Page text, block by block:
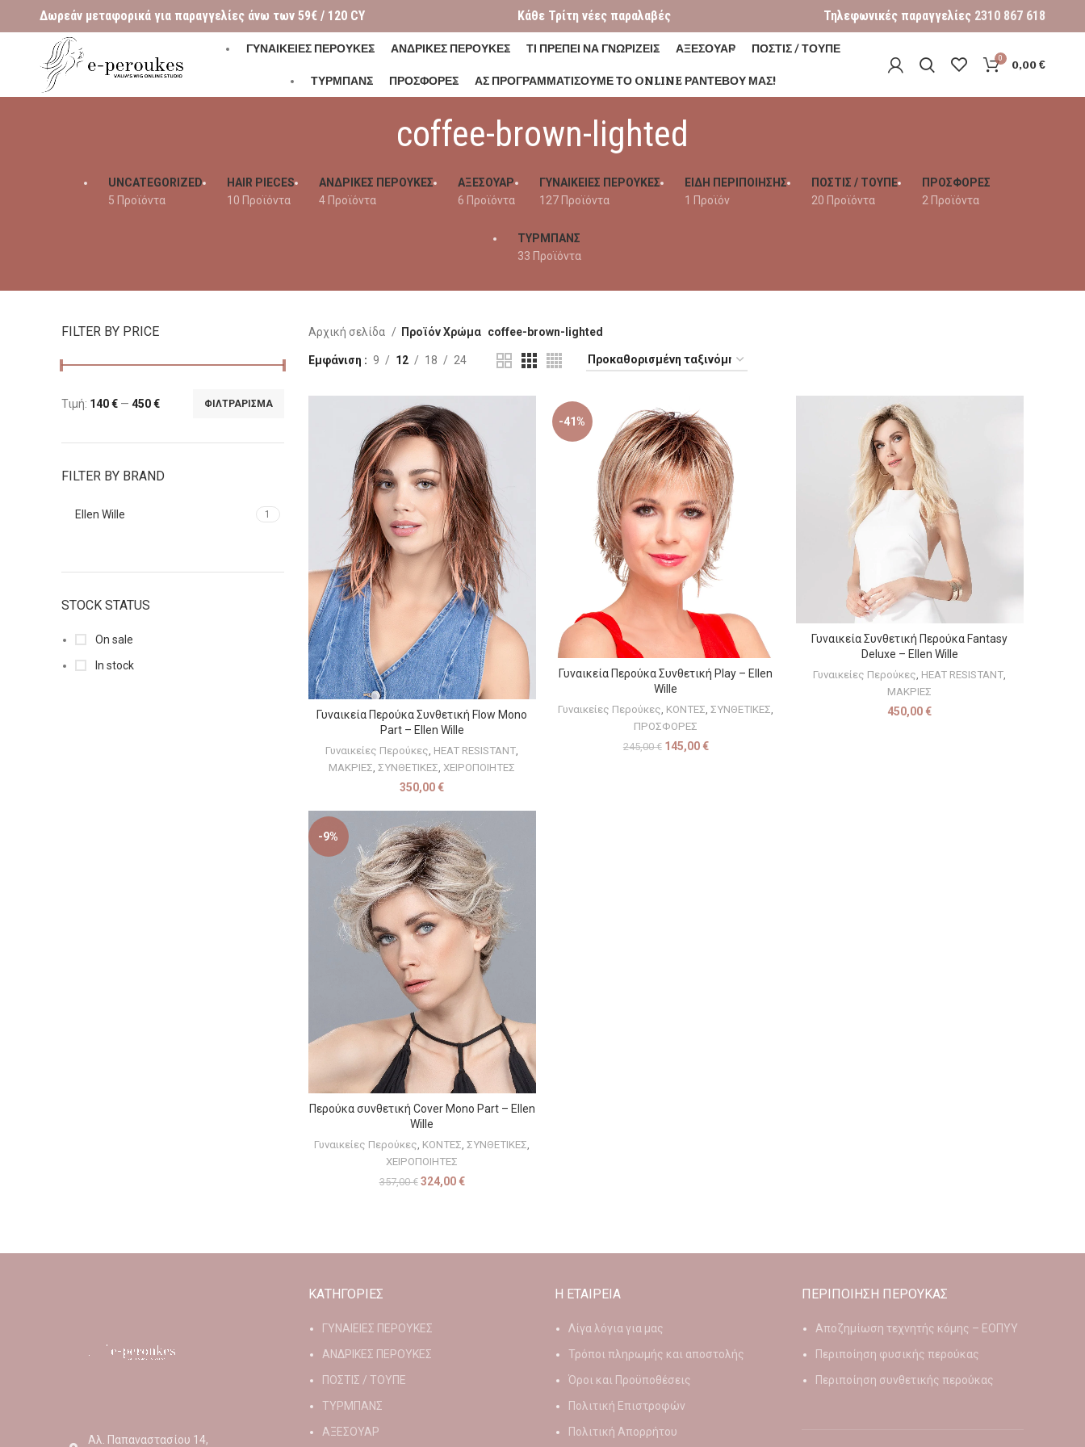
Δωρεάν μεταφορικά για παραγγελίες άνω των 59€ / 120 CY Κάθε Τρίτη νέες παραλαβές Τηλεφωνικές παραγγελίες 2310 867 618
ΓΥΝΑΙΚΕΊΕΣ ΠΕΡΟΎΚΕΣ ΑΝΔΡΙΚΕΣ ΠΕΡΟΥΚΕΣ ΤΙ ΠΡΕΠΕΙ ΝΑ ΓΝΩΡΙΖΕΙΣ ΑΞΕΣΟΥΑΡ
ΠΟΣΤΙΣ / ΤΟΥΠΕ
ΤΥΡΜΠΑΝΣ
ΠΡΟΣΦΟΡΕΣ ΑΣ ΠΡΟΓΡΑΜΜΑΤΊΣΟΥΜΕ ΤΟ ONLINE ΡΑΝΤΕΒΟΎ ΜΑΣ!
0 0,00€
coffee-brown-lighted
UNCATEGORIZED
5 Προϊόντα
HAIR PIECES
10 Προϊόντα
ΑΝΔΡΙΚΕΣ ΠΕΡΟΥΚΕΣ
4 Προϊόντα
ΑΞΕΣΟΥΑΡ
6 Προϊόντα
ΓΥΝΑΙΚΕΊΕΣ ΠΕΡΟΎΚΕΣ
127 Προϊόντα
ΕΙΔΗ ΠΕΡΙΠΟΙΗΣΗΣ
1 Προϊόν
ΠΟΣΤΙΣ / ΤΟΥΠΕ
20 Προϊόντα
ΠΡΟΣΦΟΡΕΣ
2 Προϊόντα
ΤΥΡΜΠΑΝΣ
33 Προϊόντα
FILTER BY PRICE
ΦΙΛΤΡΆΡΙΣΜΑ
Τιμή: 140 € — 450 €
FILTER BY BRAND
Ellen Wille 1
STOCK STATUS
On sale
In stock
Αρχική σελίδα Προϊόν Χρώμα coffee-brown-lighted
Εμφάνιση 9 12 18 24
ΕΠΙΛΟΓΉ
Γυναικεία Περούκα Συνθετική Flow Mono
Part – Ellen Wille
Γυναικείες Περούκες, HEAT RESISTANT,
ΜΑΚΡΙΕΣ,ΣΥΝΘΕΤΙΚΕΣ,ΧΕΙΡΟΠΟΙΗΤΕΣ
350,00 €
-41%
ΕΠΙΛΟΓΉ
Γυναικεία Περούκα Συνθετική Play – Ellen
Wille
Γυναικείες Περούκες ΚΟΝΤΕΣ ,ΣΥΝΘΕΤΙΚΕΣ
ΠΡΟΣΦΟΡΕΣ
245,00€ 145,00 €
ΕΠΙΛΟΓΉ
Γυναικεία Συνθετική Περούκα Fantasy
Deluxe – Ellen Wille
Γυναικείες Περούκες, HEAT RESISTANT,
ΜΑΚΡΙΕΣ
450,00 €
-9%
ΕΠΙΛΟΓΉ
Περούκα συνθετική Cover Mono Part – Ellen
Wille
Γυναικείες Περούκες ΚΟΝΤΕΣ ,ΣΥΝΘΕΤΙΚΕΣ
ΧΕΙΡΟΠΟΙΗΤΕΣ
357,00€ 324,00 €
Αλ. Παπαναστασίου 14,
ΚΑΤΗΓΟΡΙΕΣ
ΓΥΝΑΙΕΙΕΣ ΠΕΡΟΥΚΕΣ
ΑΝΔΡΙΚΕΣ ΠΕΡΟΥΚΕΣ
ΠΟΣΤΙΣ / ΤΟΥΠΕ
ΤΥΡΜΠΑΝΣ
ΑΞΕΣΟΥΑΡ
Η ΕΤΑΙΡΕΙΑ
Λίγα λόγια για μας
Τρόποι πληρωμής και αποστολής
Όροι και Προϋποθέσεις
Πολιτική Επιστροφών
Πολιτική Απορρήτου
ΠΕΡΙΠΟΙΗΣΗ ΠΕΡΟΥΚΑΣ
Αποζημίωση τεχνητής κόμης – ΕΟΠΥΥ
Περιποίηση φυσικής περούκας
Περιποίηση συνθετικής περούκας